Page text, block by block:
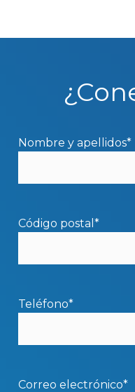
Nombre y apellidos*
Código postal*
Teléfono*
Correo electrónico*